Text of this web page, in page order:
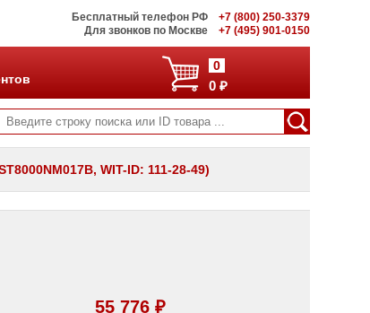
Бесплатный телефон РФ
+7 (800) 250-3379
Для звонков по Москве
+7 (495) 901-0150
0
0 ₽
WIT-ID: 111-28-49)
55 776 ₽